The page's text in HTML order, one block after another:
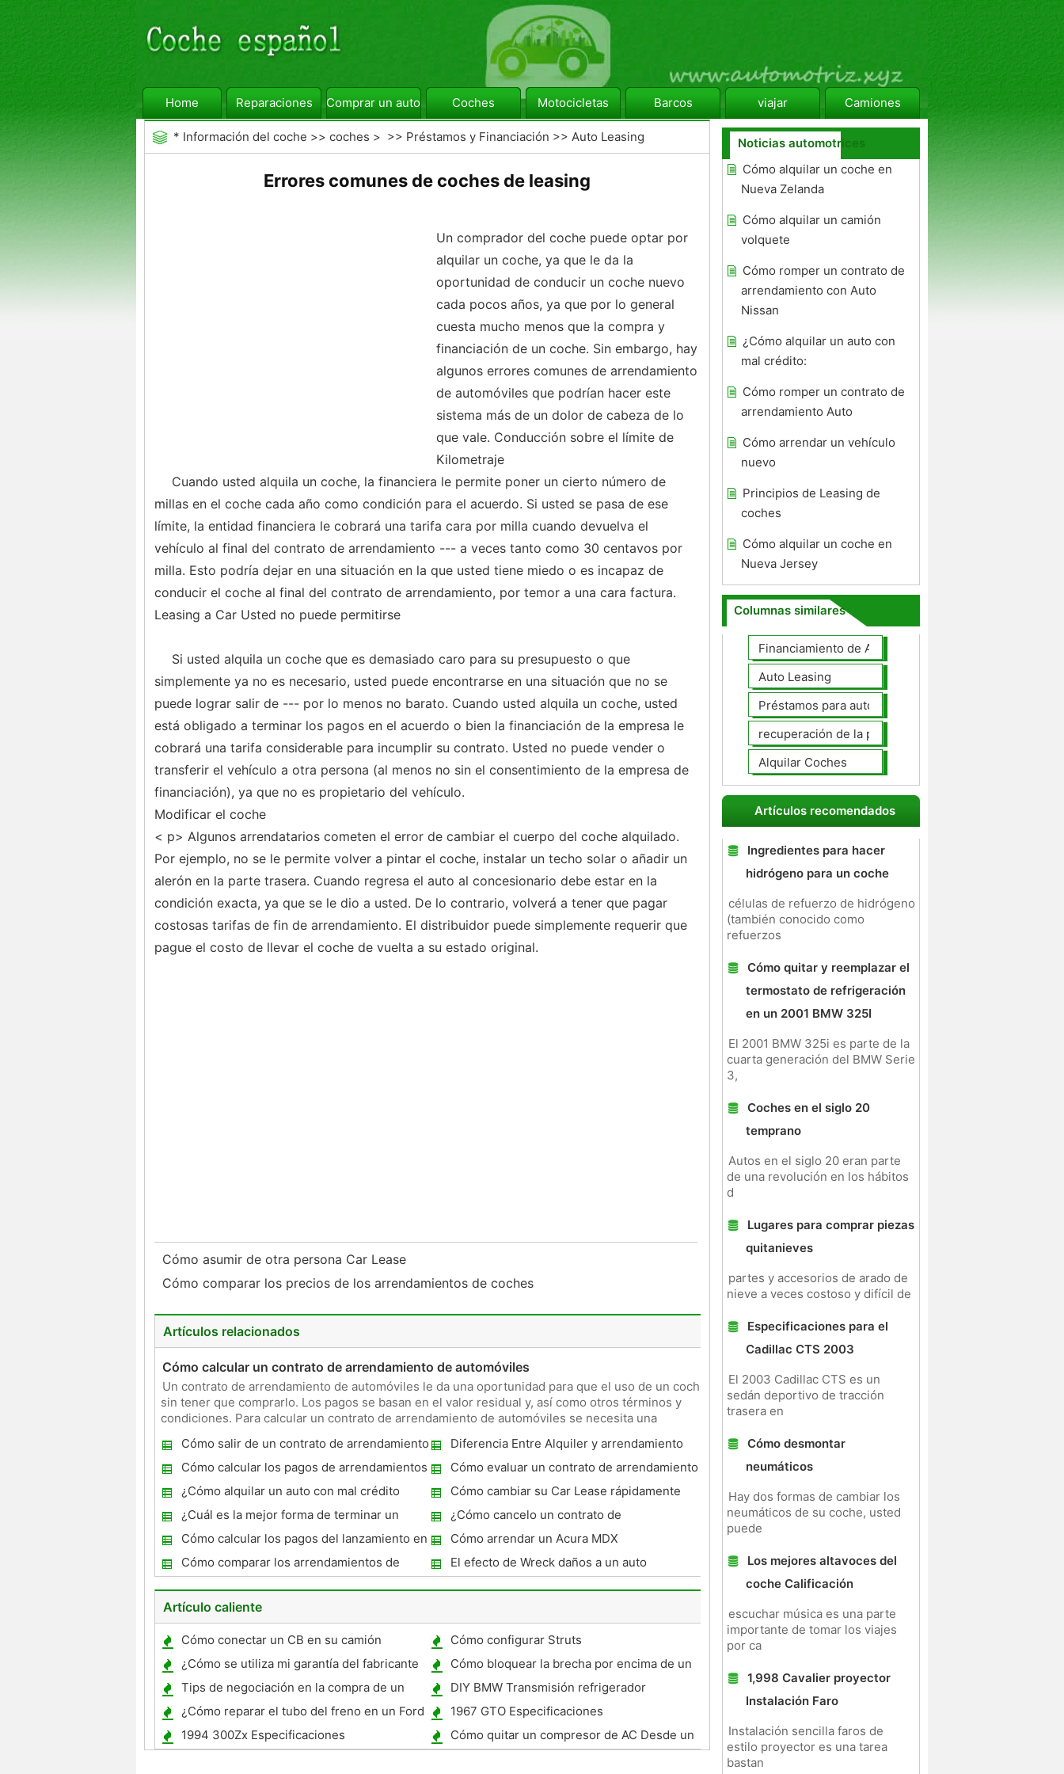
Home Reparaciones Comprar un automóvil Coches Motocicletas Barcos viajar Camiones
* Información del coche >> coches > >> Préstamos y Financiación >> Auto Leasing
Errores comunes de coches de leasing
Un comprador del coche puede optar por
alquilar un coche, ya que le da la
oportunidad de conducir un coche nuevo
cada pocos años, ya que por lo general
cuesta mucho menos que la compra y
financiación de un coche. Sin embargo, hay
algunos errores comunes de arrendamiento
de automóviles que podrían hacer este
sistema más de un dolor de cabeza de lo
que vale. Conducción sobre el límite de
Kilometraje
Cuando usted alquila un coche, la financiera le permite poner un cierto número de
millas en el coche cada año como condición para el acuerdo. Si usted se pasa de ese
límite, la entidad financiera le cobrará una tarifa cara por milla cuando devuelva el
vehículo al final del contrato de arrendamiento --- a veces tanto como 30 centavos por
milla. Esto podría dejar en una situación en la que usted tiene miedo o es incapaz de
conducir el coche al final del contrato de arrendamiento, por temor a una cara factura.
Leasing a Car Usted no puede permitirse
Si usted alquila un coche que es demasiado caro para su presupuesto o que
simplemente ya no es necesario, usted puede encontrarse en una situación que no se
puede lograr salir de --- por lo menos no barato. Cuando usted alquila un coche, usted
está obligado a terminar los pagos en el acuerdo o bien la financiación de la empresa le
cobrará una tarifa considerable para incumplir su contrato. Usted no puede vender o
transferir el vehículo a otra persona (al menos no sin el consentimiento de la empresa de
financiación), ya que no es propietario del vehículo.
Modificar el coche
< p> Algunos arrendatarios cometen el error de cambiar el cuerpo del coche alquilado.
Por ejemplo, no se le permite volver a pintar el coche, instalar un techo solar o añadir un
alerón en la parte trasera. Cuando regresa el auto al concesionario debe estar en la
condición exacta, ya que se le dio a usted. De lo contrario, volverá a tener que pagar
costosas tarifas de fin de arrendamiento. El distribuidor puede simplemente requerir que
pague el costo de llevar el coche de vuelta a su estado original.
Cómo asumir de otra persona Car Lease
Cómo comparar los precios de los arrendamientos de coches
Artículos relacionados
Cómo calcular un contrato de arrendamiento de automóviles
Un contrato de arrendamiento de automóviles le da una oportunidad para que el uso de un coche
sin tener que comprarlo. Los pagos se basan en el valor residual y, así como otros términos y
condiciones. Para calcular un contrato de arrendamiento de automóviles se necesita una
Cómo salir de un contrato de arrendamiento
de coches Early
Diferencia Entre Alquiler y arrendamiento
de un vehículo
Cómo calcular los pagos de arrendamientos
Cómo evaluar un contrato de arrendamiento
de coches
¿Cómo alquilar un auto con mal crédito
Cómo cambiar su Car Lease rápidamente
¿Cuál es la mejor forma de terminar un
contrato de arrendamiento de coches?
¿Cómo cancelo un contrato de
arrendamiento de coches?
Cómo calcular los pagos del lanzamiento en
un BMW
Cómo arrendar un Acura MDX
Cómo comparar los arrendamientos de
coches
El efecto de Wreck daños a un auto
arrendado
Artículo caliente
Cómo conectar un CB en su camión
Cómo configurar Struts
¿Cómo se utiliza mi garantía del fabricante
en el Jetta usado compré?
Cómo bloquear la brecha por encima de un
refrigerador RV
Tips de negociación en la compra de un
coche en arrendamiento End
DIY BMW Transmisión refrigerador
¿Cómo reparar el tubo del freno en un Ford
Aspire
1967 GTO Especificaciones
1994 300Zx Especificaciones
Cómo quitar un compresor de AC Desde un
Camaro V6 1994
Noticias automotrices
Cómo alquilar un coche en
Nueva Zelanda
Cómo alquilar un camión
volquete
Cómo romper un contrato de
arrendamiento con Auto
Nissan
¿Cómo alquilar un auto con
mal crédito:
Cómo romper un contrato de
arrendamiento Auto
Cómo arrendar un vehículo
nuevo
Principios de Leasing de
coches
Cómo alquilar un coche en
Nueva Jersey
Columnas similares
Financiamiento de Autos
Auto Leasing
Préstamos para autos
recuperación de la posesión de coches
Alquilar Coches
Artículos recomendados
Ingredientes para hacer
hidrógeno para un coche
células de refuerzo de hidrógeno
(también conocido como
refuerzos
Cómo quitar y reemplazar el
termostato de refrigeración
en un 2001 BMW 325I
El 2001 BMW 325i es parte de la
cuarta generación del BMW Serie
3,
Coches en el siglo 20
temprano
Autos en el siglo 20 eran parte
de una revolución en los hábitos
d
Lugares para comprar piezas
quitanieves
partes y accesorios de arado de
nieve a veces costoso y difícil de
Especificaciones para el
Cadillac CTS 2003
El 2003 Cadillac CTS es un
sedán deportivo de tracción
trasera en
Cómo desmontar
neumáticos
Hay dos formas de cambiar los
neumáticos de su coche, usted
puede
Los mejores altavoces del
coche Calificación
escuchar música es una parte
importante de tomar los viajes
por ca
1,998 Cavalier proyector
Instalación Faro
Instalación sencilla faros de
estilo proyector es una tarea
bastan